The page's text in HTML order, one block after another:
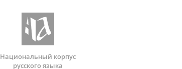
Национальный корпус
русского языка